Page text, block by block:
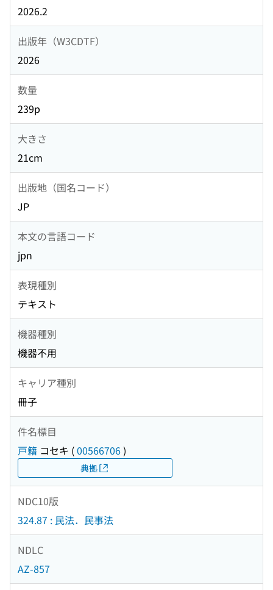
2026.2
出版年（W3CDTF）
2026
数量
239p
大きさ
21cm
出版地（国名コード）
JP
本文の言語コード
jpn
表現種別
テキスト
機器種別
機器不用
キャリア種別
冊子
件名標目
戸籍 コセキ (00566706)
典拠
NDC10版
324.87 : 民法．民事法
NDLC
AZ-857